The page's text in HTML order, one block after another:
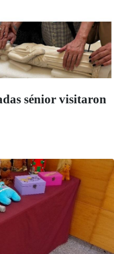
sénior visitaron